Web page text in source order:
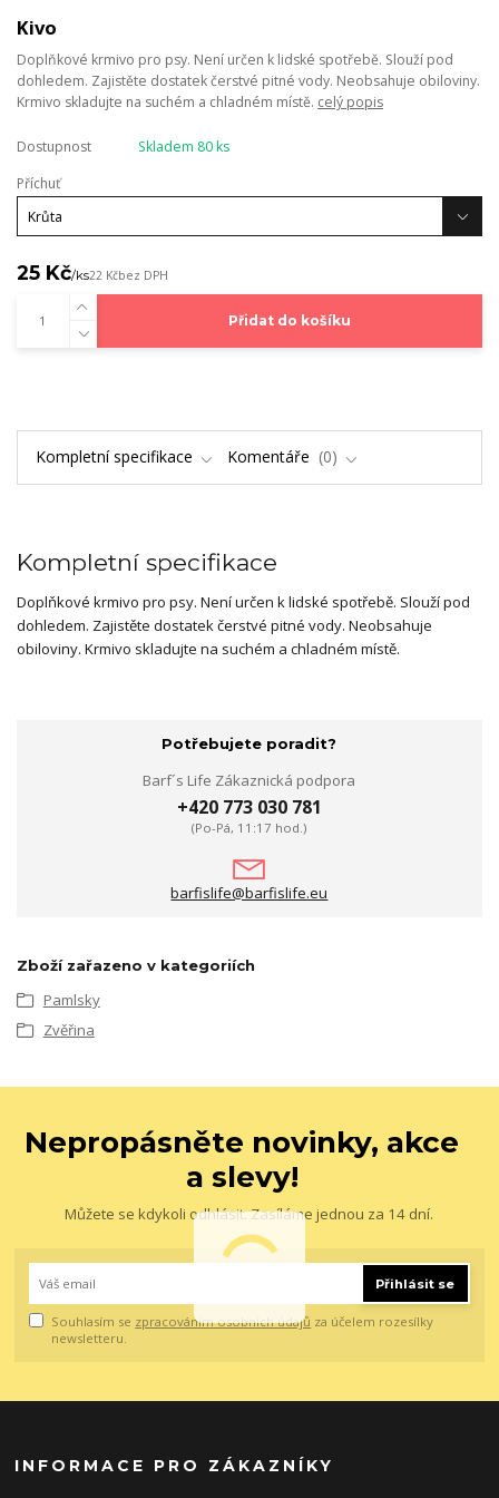
Kivo
Doplňkové krmivo pro psy. Není určen k lidské spotřebě. Slouží pod
dohledem. Zajistěte dostatek čerstvé pitné vody. Neobsahuje obiloviny.
Krmivo skladujte na suchém a chladném místě. celý popis
Dostupnost
Skladem 80 ks
Příchuť
25 Kč/ks22 Kčbez DPH
Přidat do košíku
Kompletní specifikace Komentáře 0
Kompletní specifikace
Doplňkové krmivo pro psy. Není určen k lidské spotřebě. Slouží pod
dohledem. Zajistěte dostatek čerstvé pitné vody. Neobsahuje
obiloviny. Krmivo skladujte na suchém a chladném místě.
Potřebujete poradit?
Barf´s Life Zákaznická podpora
+420 773 030 781
(Po-Pá, 11:17 hod.)
barfislife@barfislife.eu
Zboží zařazeno v kategoriích
Pamlsky
Zvěřina
Nepropásněte novinky, akce
a slevy!
Můžete se kdykoli odhlásit. Zasíláme jednou za 14 dní.
Přihlásit se
Souhlasím se zpracováním osobních údajů za účelem rozesílky
newsletteru.
INFORMACE PRO ZÁKAZNÍKY